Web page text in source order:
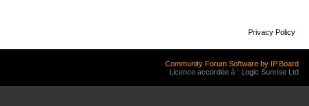
Privacy Policy
Community Forum Software by IP.Board
Licence accordée à : Logic Sunrise Ltd